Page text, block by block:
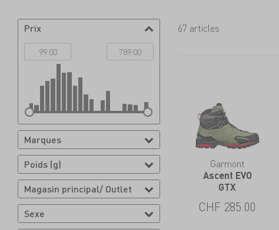
Prix
Marques
Poids (g)
Magasin principal/ Outlet
Sexe
67 articles
Garmont
Ascent EVO
GTX
CHF 285.00